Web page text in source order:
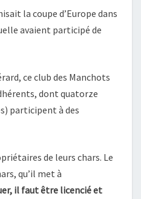
la coupe d’Europe dans
avaient participé de
ce club des Manchots
dont quatorze
participent à des
de leurs chars. Le
qu’il met à
il faut être licencié et